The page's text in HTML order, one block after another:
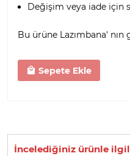
Değişim veya iade için
Bu ürüne Lazımbana' nın
Sepete Ekle
İncelediğiniz ürünle